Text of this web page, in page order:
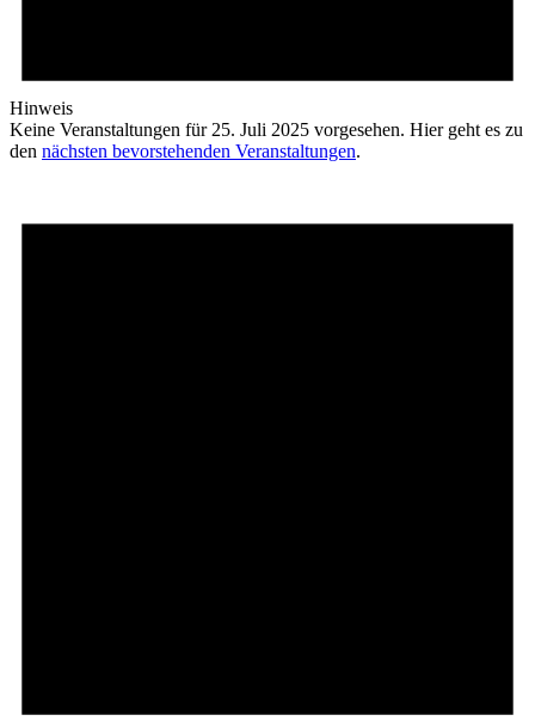
Hinweis
Keine Veranstaltungen für 25. Juli 2025 vorgesehen. Hier geht es zu
den nächsten bevorstehenden Veranstaltungen.